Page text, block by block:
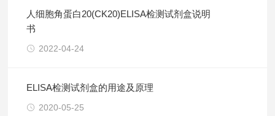
人细胞角蛋白20(CK20)ELISA检测试剂盒说明
书
2022-04-24
ELISA检测试剂盒的用途及原理
2020-05-25